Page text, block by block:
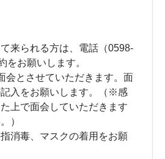
来られる方は、電話（0598-
をお願いします。
会とさせていただきます。面
入をお願いします。（※感
上で面会していただきます
）
消毒、マスクの着用をお願